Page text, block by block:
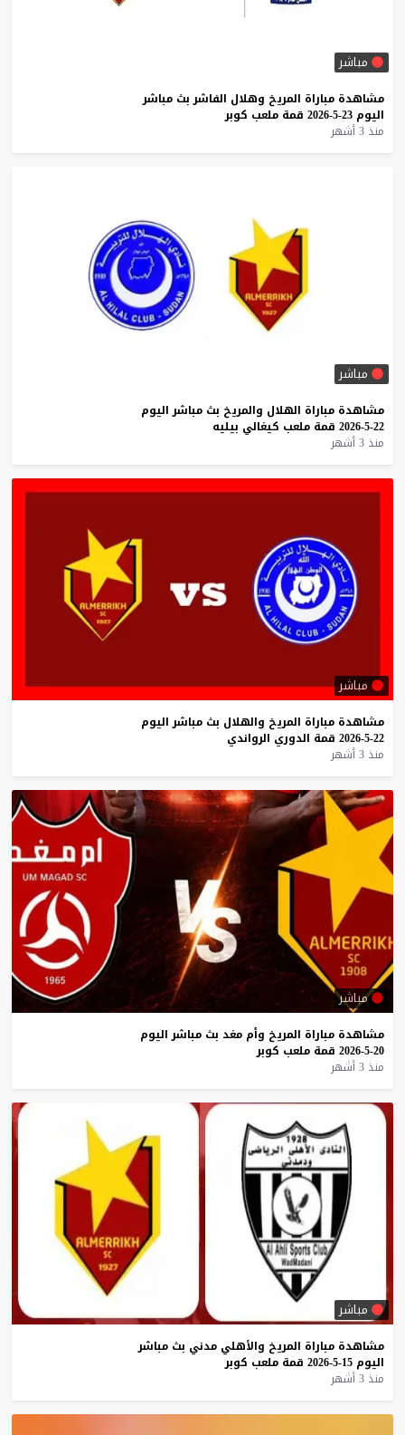
مباشر
مشاهدة مباراة المريخ وهلال الفاشر بث مباشر
اليوم 23-5-2026 قمة ملعب كوبر
منذ 3 أشهر
مباشر
مشاهدة مباراة الهلال والمريخ بث مباشر اليوم
22-5-2026
قمة ملعب كيغالي بيليه
منذ 3 أشهر
مباشر
مشاهدة مباراة المريخ والهلال بث مباشر اليوم
22-5-2026
قمة الدوري الرواندي
منذ 3 أشهر
مباشر
مشاهدة مباراة المريخ وأم مغد بث مباشر اليوم
20-5-2026
قمة ملعب كوبر
منذ 3 أشهر
مباشر
مشاهدة مباراة المريخ والأهلي مدني بث مباشر
اليوم 15-5-2026 قمة ملعب كوبر
منذ 3 أشهر